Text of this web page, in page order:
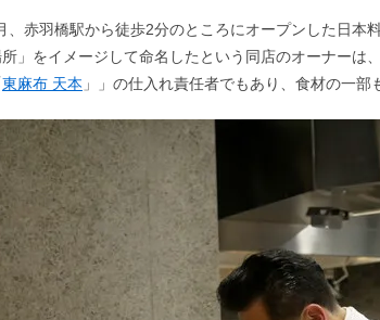
、赤羽橋駅から徒歩2分のところにオープンした日本
」をイメージして命名したという同店のオーナーは
東麻布 天本 」」の仕入れ責任者でもあり、食材の一部